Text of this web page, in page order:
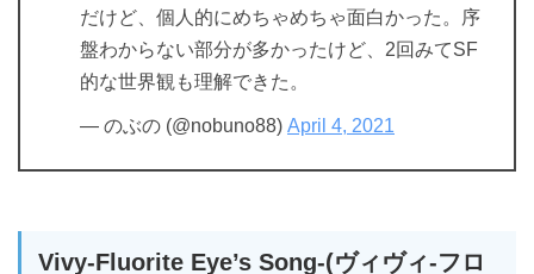
だけど、個人的にめちゃめちゃ面白かった。序
盤わからない部分が多かったけど、2回みてSF
的な世界観も理解できた。
— のぶの (@nobuno88) April 4, 2021
Vivy-Fluorite Eye’s Song-(ヴィヴィ-フロ